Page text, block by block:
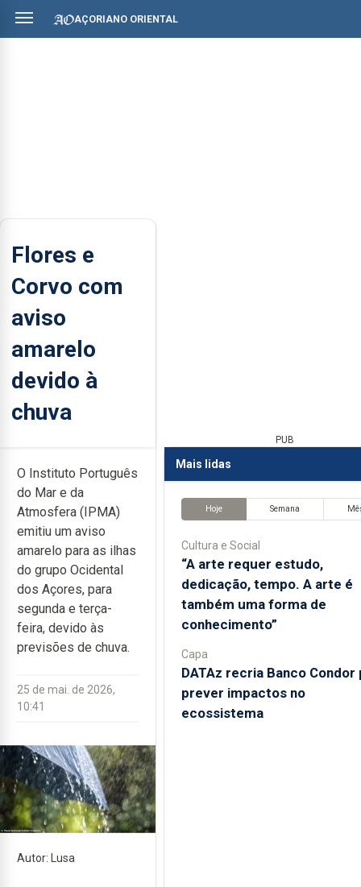
AÇORIANO ORIENTAL
Flores e
Corvo com
aviso
amarelo
devido à
chuva
O Instituto Português
do Mar e da
Atmosfera (IPMA)
emitiu um aviso
amarelo para as ilhas
do grupo Ocidental
dos Açores, para
segunda e terça-
feira, devido às
previsões de chuva.
25 de mai. de 2026,
10:41
Autor: Lusa
PUB
Mais lidas
Hoje Semana
Cultura e Social
“A arte requer estudo,
dedicação, tempo. A arte é
também uma forma de
conhecimento”
Capa
DATAz recria Banco Condor
prever impactos no
ecossistema